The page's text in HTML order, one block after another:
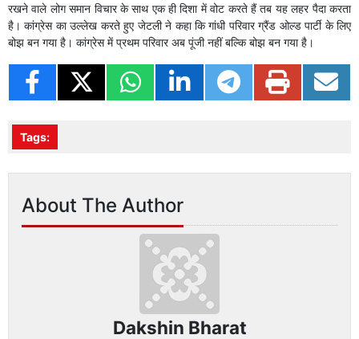
रखने वाले लोग समान विचार के साथ एक ही दिशा में वोट करते हैं तब यह लहर पैदा करता
है। कांग्रेस का उल्लेख करते हुए जेटली ने कहा कि गांधी परिवार ग्रैंड ओल्ड पार्टी के लिए
बोझ बन गया है। कांग्रेस में प्रथम परिवार अब पूंजी नहीं बल्कि बोझ बन गया है।
Tags:
About The Author
Dakshin Bharat